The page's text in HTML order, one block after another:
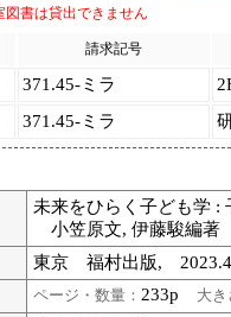
書は貸出できません
請求記号
371.45-ミラ
371.45-ミラ
未来をひらく子ども学 :
小笠原文, 伊藤駿編著
東京 福村出版, 2023.4
ページ・数量： 233p 大き